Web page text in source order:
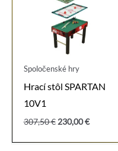
Spoločenské hry
Hrací stôl SPARTAN
10V1
307,50€ Pôvodná
bola:
230,00€Aktuálna
je: